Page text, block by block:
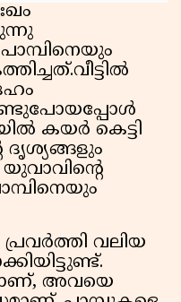
കയര്‍ കെട്ടി
യുവാവിന്റെ
വലിയ
അവയെ